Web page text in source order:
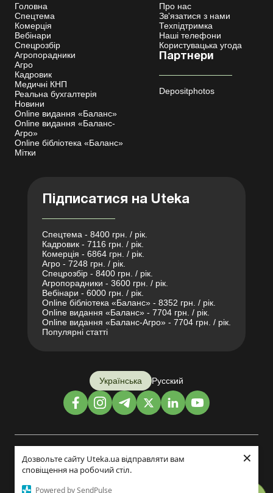
Дозвольте сайту Uteka.ua відправляти вам
сповіщення на робочий стіл.
Powered by SendPulse
×
Головна
Спецтема
Комерція
Вебінари
Спецрозбір
Агропорадники
Агро
Кадровик
Медичні КНП
Реальна бухгалтерія
Новини
Online видання «Баланс»
Online видання «Баланс-
Агро»
Online бібліотека «Баланс»
Мітки
Про нас
Зв'язатися з нами
Техпідтримка
Наші телефони
Користувацька угода
Партнери
Depositphotos
Підписатися на Uteka
Спецтема - 8400 грн. / рік.
Кадровик - 7116 грн. / рік.
Комерція - 6864 грн. / рік.
Агро - 7248 грн. / рік.
Спецрозбір - 8400 грн. / рік.
Агропорадники - 3600 грн. / рік.
Вебінари - 6000 грн. / рік.
Online бібліотека «Баланс» - 8352 грн. / рік.
Online видання «Баланс» - 7704 грн. / рік.
Online видання «Баланс-Агро» - 7704 грн. / рік.
Популярні статті
Українська Русский
Дизайн і розробка: